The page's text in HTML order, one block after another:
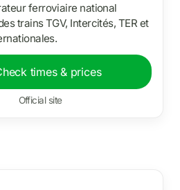
ferroviaire national
trains TGV, Intercités, TER et
times & prices
Official site